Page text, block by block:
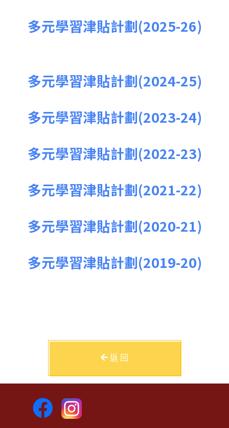
多元學習津貼計劃(2025-26)
多元學習津貼計劃(2024-25)
多元學習津貼計劃(2023-24)
多元學習津貼計劃(2022-23)
多元學習津貼計劃(2021-22)
多元學習津貼計劃(2020-21)
多元學習津貼計劃(2019-20)
返 回